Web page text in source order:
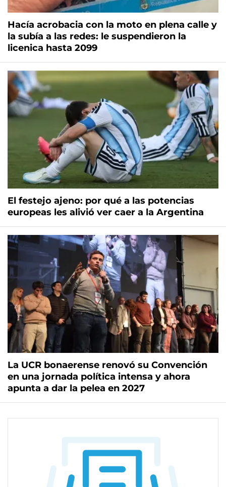
Hacía acrobacia con la moto en plena calle y
la subía a las redes: le suspendieron la
licenica hasta 2099
El festejo ajeno: por qué a las potencias
europeas les alivió ver caer a la Argentina
La UCR bonaerense renovó su Convención
en una jornada política intensa y ahora
apunta a dar la pelea en 2027